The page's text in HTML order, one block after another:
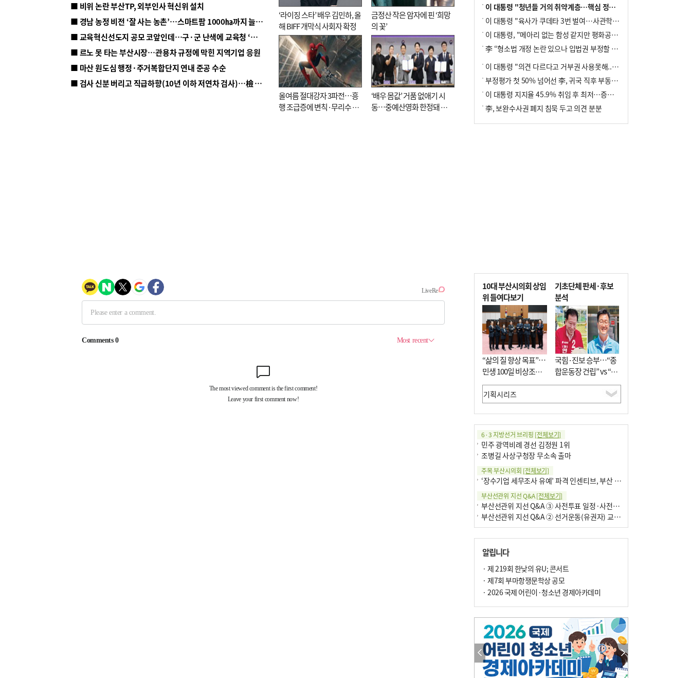
■ 비위 논란 부산TP, 외부인사 혁신위 설치
■ 경남 농정 비전 ‘잘 사는 농촌’…스마트팜 1000㏊까지 늘린다
■ 교육혁신선도지 공모 코앞인데…구·군 난색에 교육청 ‘쩔쩔’
■ 르노 못 타는 부산시장…관용차 규정에 막힌 지역기업 응원
■ 마산 원도심 행정·주거복합단지 연내 준공 수순
■ 검사 신분 버리고 직급하향(10년 이하 저연차 검사)…檢 중수청행 기피
‘라이징 스타’ 배우 김민하, 올
해 BIFF 개막식 사회자 확정
금정산 작은 암자에 핀 ‘희망
의 꽃’
올여름 절대강자 3파전…흥
행 조급증에 변칙·무리수 마
‘배우 몸값’ 거품 없애기 시
동…중예산영화 한정돼 실
이 대통령 "청년들 거의 취약계층…핵심 정책 재편""
이 대통령 "육사가 쿠데타 3번 벌여…사관학교 통합 신속히 추진"
이 대통령, "메아리 없는 함성 같지만 평화공존책 계속해야"
李 “형소법 개정 논란 있으나 입법권 부정할 만큼은 아냐”(종합)
이 대통령 "의견 다르다고 거부권 사용못해.. 입법권 부정할 상황이라 보기 어려워"
부정평가 첫 50% 넘어선 李, 귀국 직후 부동산·증시 점검(종합)
이 대통령 지지율 45.9% 취임 후 최저…증시 폭락·연임 개헌 논란 영향
李, 보완수사권 폐지 침묵 두고 의견 분분
10대 부산시의회 상임
위 들여다보기
“삶의 질 향상 목표”…
민생 100일 비상조치
면밀 심사
기초단체 판세·후보
분석
국힘·진보 승부…“종
합운동장 건립” vs “출
근 공공버스 도입”
6·3 지방선거 브리핑 [전체보기]
민주 광역비례 경선 김정원 1위
조병길 사상구청장 무소속 출마
주목 부산시의회 [전체보기]
‘장수기업 세무조사 유예’ 파격 인센티브, 부산 유출 막을까
부산선관위 지선 Q&A[전체보기]
부산선관위 지선 Q&A ③ 사전투표 일정·사전투표함 보관
부산선관위 지선 Q&A ② 선거운동(유권자) 교육감투표용지
알립니다
· 제 219회 한낮의 유U; 콘서트
· 제7회 부마항쟁문학상 공모
· 2026 국제 어린이·청소년 경제아카데미